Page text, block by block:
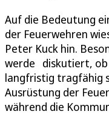
Auf die Bedeutung
der Feuerwehren
Peter Kuck hin.
werde diskutiert, ob
langfristig tragfähig
Ausrüstung der
während die